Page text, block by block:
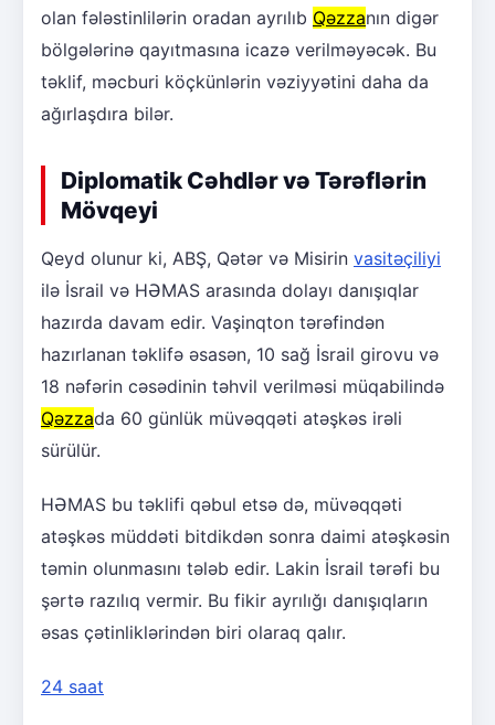
olan fələstinlilərin oradan ayrılıb Qəzzanın digər
bölgələrinə qayıtmasına icazə verilməyəcək. Bu
təklif, məcburi köçkünlərin vəziyyətini daha da
ağırlaşdıra bilər.
Diplomatik Cəhdlər və Tərəflərin
Mövqeyi
Qeyd olunur ki, ABŞ, Qətər və Misirin vasitəçiliyi
ilə İsrail və HƏMAS arasında dolayı danışıqlar
hazırda davam edir. Vaşinqton tərəfindən
hazırlanan təklifə əsasən, 10 sağ İsrail girovu və
18 nəfərin cəsədinin təhvil verilməsi müqabilində
Qəzzada 60 günlük müvəqqəti atəşkəs irəli
sürülür.
HƏMAS bu təklifi qəbul etsə də, müvəqqəti
atəşkəs müddəti bitdikdən sonra daimi atəşkəsin
təmin olunmasını tələb edir. Lakin İsrail tərəfi bu
şərtə razılıq vermir. Bu fikir ayrılığı danışıqların
əsas çətinliklərindən biri olaraq qalır.
24 saat